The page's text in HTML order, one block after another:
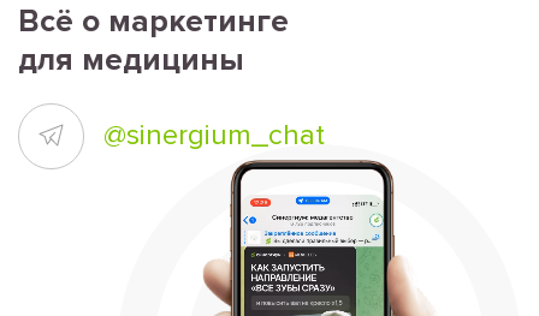
Всё о маркетинге
для медицины
@sinergium_chat